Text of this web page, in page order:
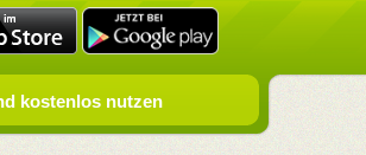
kostenlos nutzen